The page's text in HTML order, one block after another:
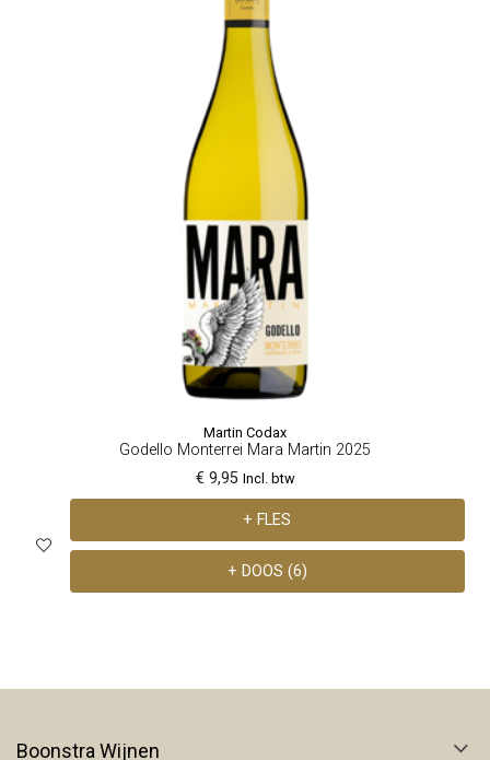
Martin Codax
Godello Monterrei Mara Martin 2025
€ 9,95 Incl. btw
+ FLES
+ DOOS (6)
Boonstra Wijnen